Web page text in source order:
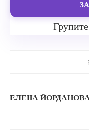
Групите
ЕЛЕНА ЙОРДАНОВА